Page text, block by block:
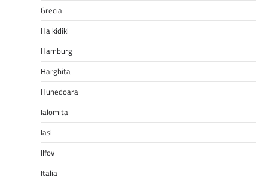
Grecia
Halkidiki
Hamburg
Harghita
Hunedoara
Ialomita
Iasi
Ilfov
Italia